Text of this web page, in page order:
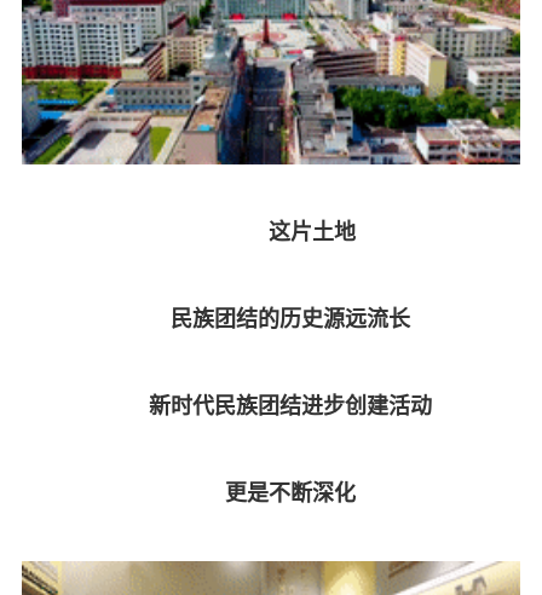
这片土地
民族团结的历史源远流长
新时代民族团结进步创建活动
更是不断深化